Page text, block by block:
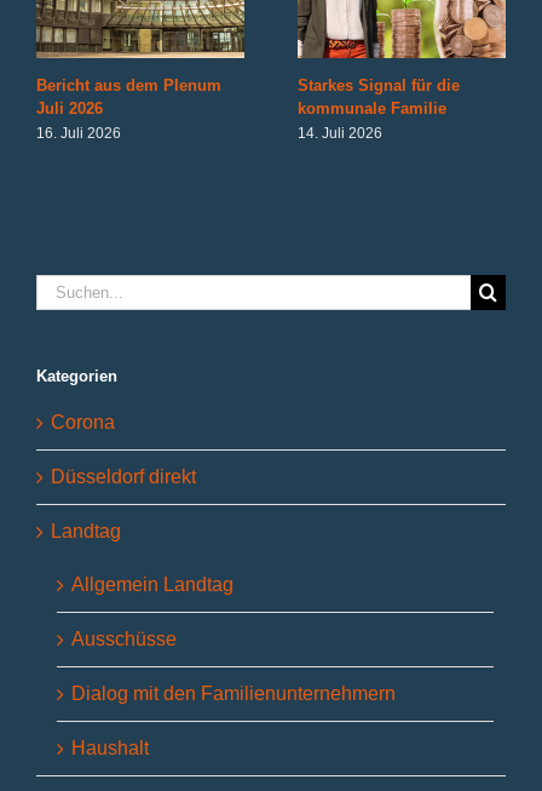
Bericht aus dem Plenum
Juli 2026
16. Juli 2026
Starkes Signal für die
kommunale Familie
14. Juli 2026
Suche
nach:
Kategorien
Corona
Düsseldorf direkt
Landtag
Allgemein Landtag
Ausschüsse
Dialog mit den Familienunternehmern
Haushalt